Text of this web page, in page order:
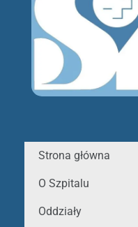
Strona główna
O Szpitalu
Oddziały